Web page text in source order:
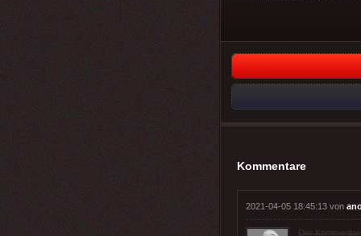
Kommentare
2021-04-05 18:45:13 von
Der